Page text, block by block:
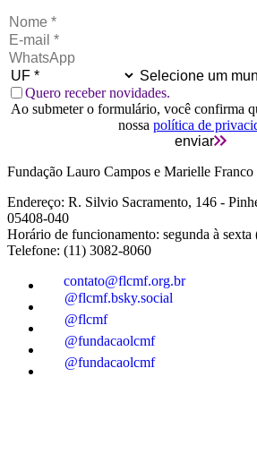
Quero receber novidades.
Ao submeter o formulário, você confirma
nossa política de
enviar
Fundação Lauro Campos e Marielle Franco
Endereço: R. Silvio Sacramento, 146 -
05408-040
Horário de funcionamento: segunda à sexta
Telefone: (11) 3082-8060
contato@flcmf.org.br
@flcmf.bsky.social
@flcmf
@fundacaolcmf
@fundacaolcmf